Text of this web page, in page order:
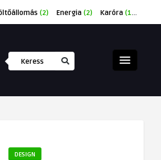
(2) Energia (2) Karóra (1)
DESIGN